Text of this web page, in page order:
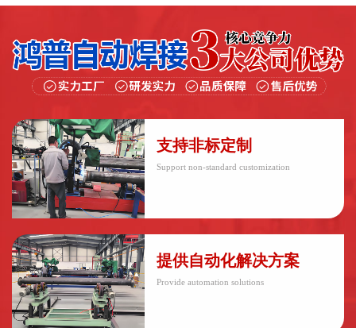
支持非标定制
Support non-standard customization
提供自动化解决方案
Provide automation solutions